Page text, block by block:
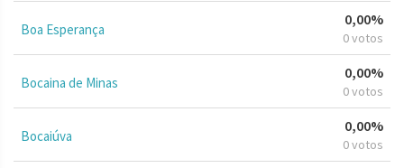
Boa Esperança
0,00%
0 votos
Bocaina de Minas
0,00%
0 votos
Bocaiúva
0,00%
0 votos